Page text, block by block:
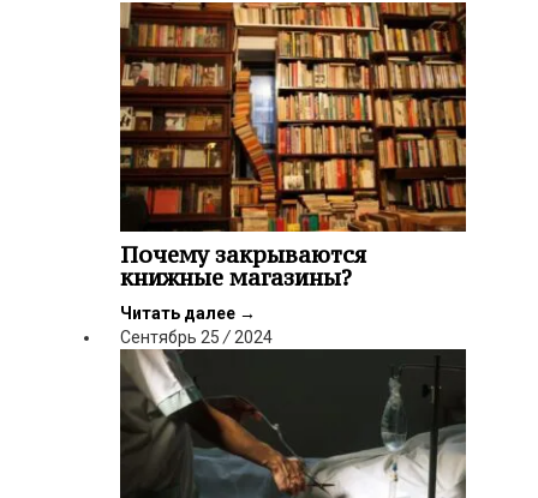
Почему закрываются
книжные магазины?
Читать далее →
Сентябрь 25 / 2024